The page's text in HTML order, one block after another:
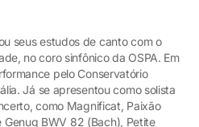
seus estudos de canto com o
no coro sinfônico da OSPA. Em
pelo Conservatório
Já se apresentou como solista
como Magnificat, Paixão
BWV 82 (Bach), Petite